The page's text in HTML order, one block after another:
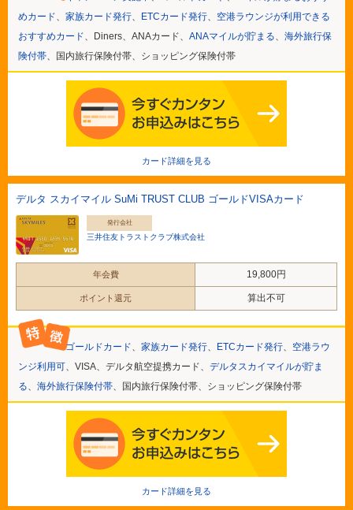
めカード、 家族カード発行、 ETCカード発行、 空港ラウンジが利用できる
おすすめカード、Diners、ANAカード、 ANAマイルが貯まる、 海外旅行保
険付帯、国内旅行保険付帯、ショッピング保険付帯
カード詳細を見る
デルタ スカイマイル SuMi TRUST CLUB ゴールドVISAカード
発行会社
三井住友トラストクラブ株式会社
年会費 19,800円
ポイント還元 算出不可
ゴールドカード 家族カード発行 ETCカード発行
空港ラウ
ンジ利用可 、VISA、デルタ航空提携カード、 デルタスカイマイルが貯ま
る
海外旅行保険付帯 、国内旅行保険付帯、ショッピング保険付帯
カード詳細を見る